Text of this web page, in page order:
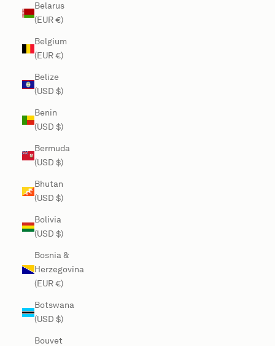
Belarus
(EUR €)
Belgium
(EUR €)
Belize
(USD $)
Benin
(USD $)
Bermuda
(USD $)
Bhutan
(USD $)
Bolivia
(USD $)
Bosnia &
Herzegovina
(EUR €)
Botswana
(USD $)
Bouvet